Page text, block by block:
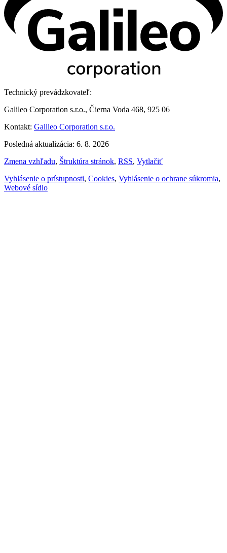
Technický prevádzkovateľ:
Galileo Corporation s.r.o., Čierna Voda 468, 925 06
Kontakt: Galileo Corporation s.r.o.
Posledná aktualizácia: 6. 8. 2026
Zmena vzhľadu, Štruktúra stránok, RSS, Vytlačiť
Vyhlásenie o prístupnosti, Cookies, Vyhlásenie o ochrane súkromia,
Webové sídlo